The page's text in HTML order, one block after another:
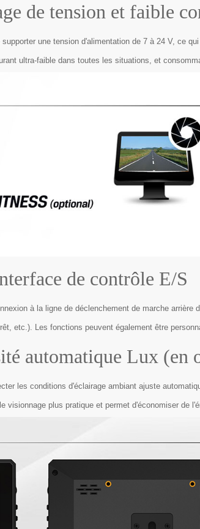
de tension et faible
une tension d'alimentation de 7 à 24 V, ce
ultra-faible dans toutes les situations, et
de contrôle E/S
à la ligne de déclenchement de marche arrière
etc.). Les fonctions peuvent également être
automatique Lux (en
les conditions d'éclairage ambiant ajuste
visionnage plus pratique et permet d'économiser de